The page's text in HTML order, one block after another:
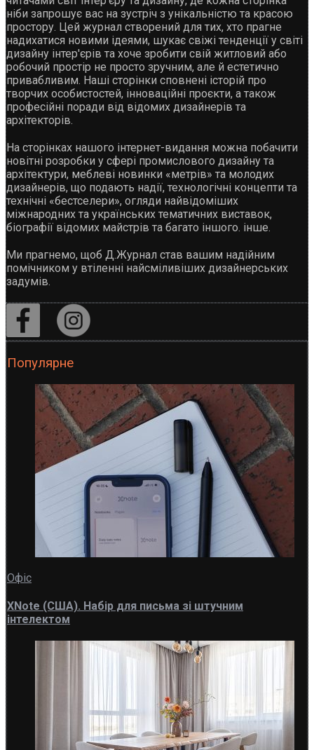
ніби запрошує вас на зустріч з унікальністю та красою
простору. Цей журнал створений для тих, хто прагне
надихатися новими ідеями, шукає свіжі тенденції у світі
дизайну інтер'єрів та хоче зробити свій житловий або
робочий простір не просто зручним, але й естетично
привабливим. Наші сторінки сповнені історій про
творчих особистостей, інноваційні проєкти, а також
професійні поради від відомих дизайнерів та
архітекторів.
На сторінках нашого інтернет-видання можна побачити
новітні розробки у сфері промислового дизайну та
архітектури, меблеві новинки «метрів» та молодих
дизайнерів, що подають надії, технологічні концепти та
технічні «бестселери», огляди найвідоміших
міжнародних та українських тематичних виставок,
біографії відомих майстрів та багато іншого. інше.
Ми прагнемо, щоб Д.Журнал став вашим надійним
помічником у втіленні найсміливіших дизайнерських
задумів.
Популярне
Офіс
XNote (США). Набір для письма зі штучним
інтелектом